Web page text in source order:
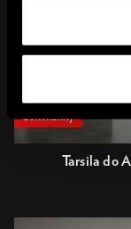
Community
Tarsila do